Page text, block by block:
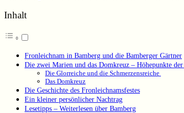
Inhalt
Fronleichnam in Bamberg und die Bamberger Gärtner
Die zwei Marien und das Domkreuz – Höhepunkte der
Die Glorreiche und die Schmerzensreiche
Das Domkreuz
Die Geschichte des Fronleichnamsfestes
Ein kleiner persönlicher Nachtrag
Lesetipps – Weiterlesen über Bamberg